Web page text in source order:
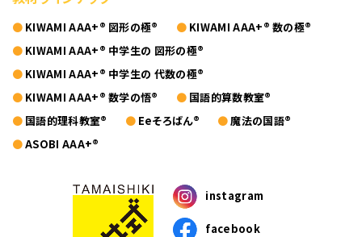
KIWAMI AAA+® 図形の極®
KIWAMI AAA+® 数の極®
KIWAMI AAA+® 中学生の 図形の極®
KIWAMI AAA+® 中学生の 代数の極®
KIWAMI AAA+® 数学の悟®
国語的算数教室®
国語的理科教室®
Eeそろばん®
魔法の国語®
ASOBI AAA+®
instagram
facebook